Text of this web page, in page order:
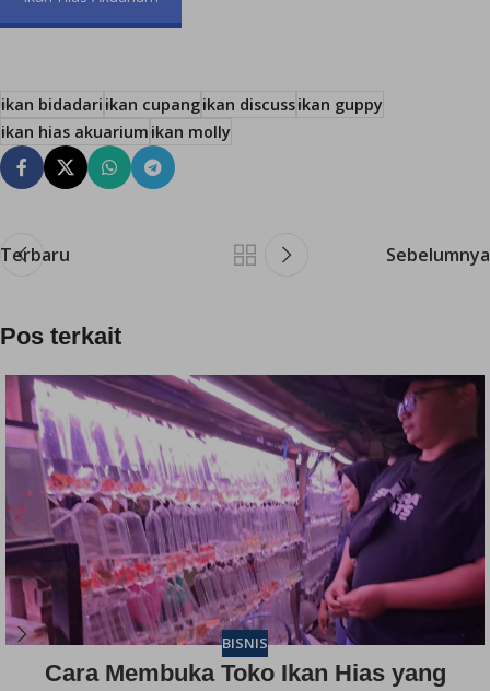
ikan bidadari ikan cupangikan discussikan guppy
ikan hias akuarium ikan molly
Terbaru Sebelumnya
Pos terkait
BISNIS
Cara Membuka Toko Ikan Hias yang